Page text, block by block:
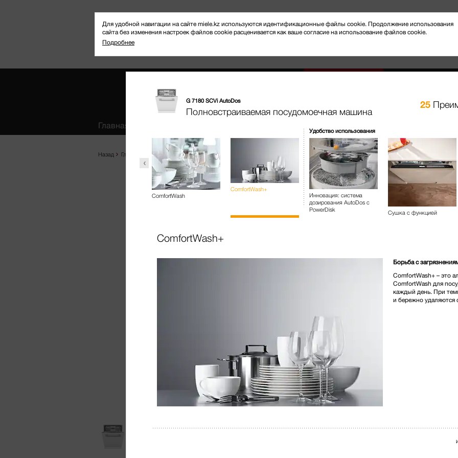
Для удобной навигации на сайте miele.kz используются идентификационные файлы cookie. Продолжение использования
сайта без изменения настроек файлов cookie расценивается как ваше согласие на использование файлов cookie.
Подробнее
Назад Главная Продукты Посудомоечные машины
G 7180
Полновстраиваемая
Выдвижной поддон для
ExtraComfort I Система
Miele@home
1 100 000,00
Цвет панели управления:
Главная
G 7180 SCVi AutoDos
Полновстраиваемая посудомоечная машина
25
ComfortWash
ComfortWash+
Удобство использования
Инновация: система
дозирования AutoDos с
PowerDisk
Сушка с функцией
ComfortWash+
Борьба с
ComfortWash+ – это
ComfortWash для
каждый день. При
и бережно удаляются